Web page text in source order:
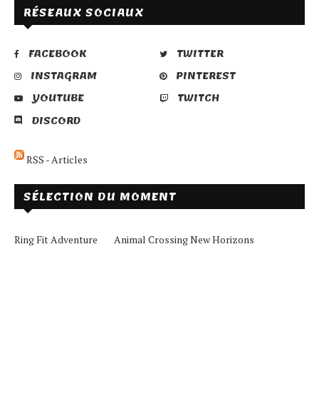
RÉSEAUX SOCIAUX
FACEBOOK
TWITTER
INSTAGRAM
PINTEREST
YOUTUBE
TWITCH
DISCORD
RSS - Articles
SÉLECTION DU MOMENT
Ring Fit Adventure Animal Crossing New Horizons